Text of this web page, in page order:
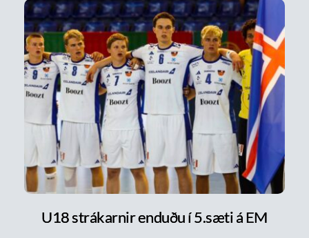
U18 strákarnir enduðu í 5.sæti á EM